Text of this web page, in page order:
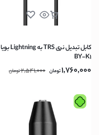
کابل تبدیل نری TRS به Lightning بویا
BY-K1
1,760,000تومان 2,541,000تومان